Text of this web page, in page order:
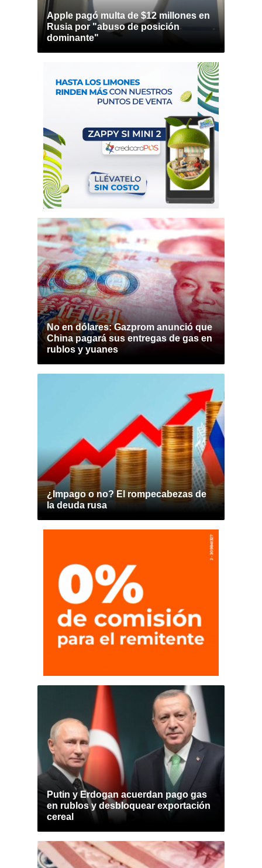
Apple pagó multa de $12 millones en
Rusia por "abuso de posición
dominante"
No en dólares: Gazprom anunció que
China pagará sus entregas de gas en
rublos y yuanes
¿Impago o no? El rompecabezas de
la deuda rusa
Putin y Erdogan acuerdan pago gas
en rublos y desbloquear exportación
cereal